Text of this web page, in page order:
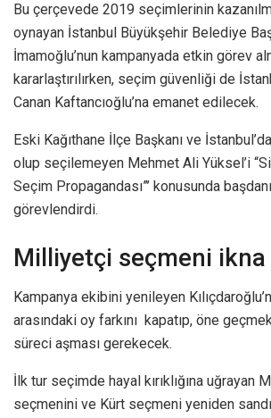
Bu çerçevede 2019 seçimlerinin
oynayan İstanbul Büyükşehir Belediye
İmamoğlu’nun kampanyada etkin görev
kararlaştırılırken, seçim güvenliği de
Canan Kaftancıoğlu’na emanet edilecek.
Eski Kağıthane İlçe Başkanı ve
olup seçilemeyen Mehmet Ali Yüksel’i
Seçim Propagandası”’ konusunda
görevlendirdi.
Milliyetçi seçmeni
Kampanya ekibini yenileyen
arasındaki oy farkını kapatıp, öne
süreci aşması gerekecek.
İlk tur seçimde hayal kırıklığına uğrayan
seçmenini ve Kürt seçmeni yeniden